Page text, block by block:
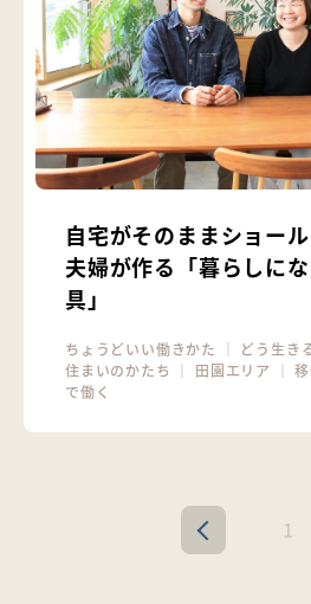
自宅がそのままショー
夫婦が作る「暮らしに
具」
ちょうどいい働きかた ｜ どう生き
住まいのかたち
｜ 田園エリア ｜
で働く
< 1